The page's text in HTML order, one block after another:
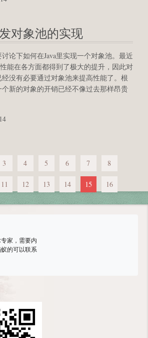
对象池的实现
论下如何在Java里实现一个对象池。最近
能在各方面都得到了极大的提升，因此对
没有必要通过对象池来提高性能了。根
新的对象的开销已经不像过去那样昂贵
3 4 5 6 7 8
11 12 13 14 15 16
家，需要内
的可以联系